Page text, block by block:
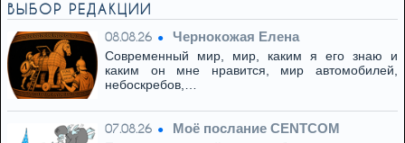
ВЫБОР РЕДАКЦИИ
08.08.26 Чернокожая Елена
Современный мир, мир, каким я его знаю и
каким он мне нравится, мир автомобилей,
небоскребов,…
07.08.26 Моё послание CENTCOM